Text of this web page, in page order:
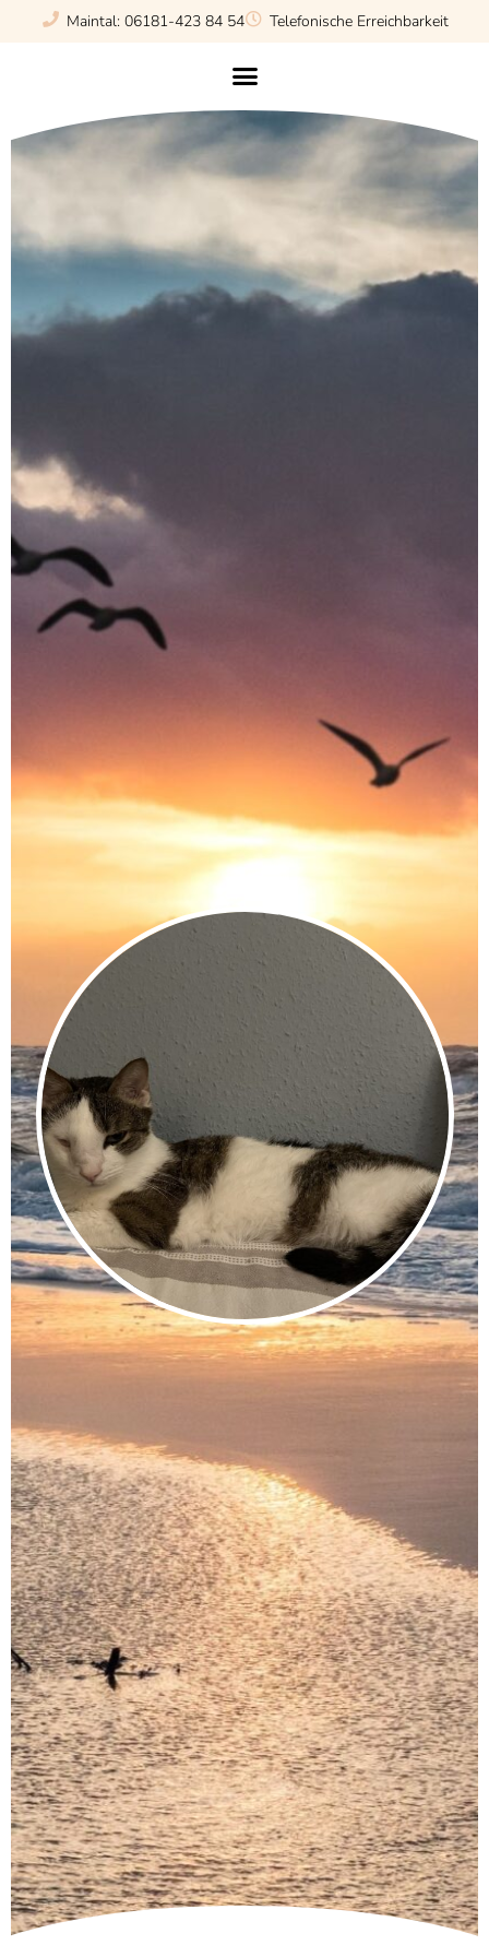
Maintal: 06181-423 84 54 Telefonische Erreichbarkeit